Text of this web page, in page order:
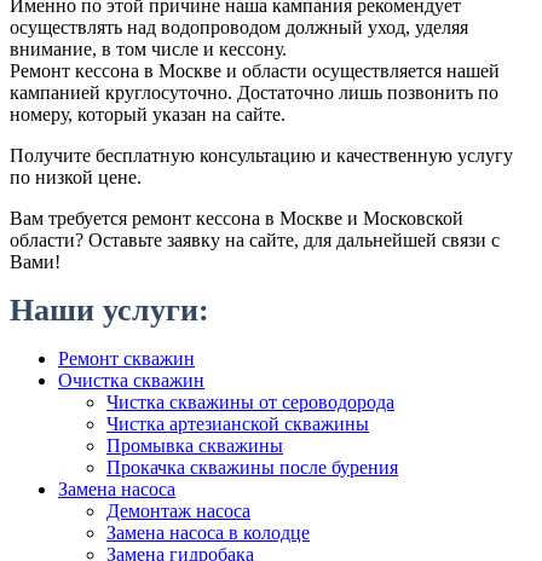
Именно по этой причине наша кампания рекомендует
осуществлять над водопроводом должный уход, уделяя
внимание, в том числе и кессону.
Ремонт кессона в Москве и области осуществляется нашей
кампанией круглосуточно. Достаточно лишь позвонить по
номеру, который указан на сайте.
Получите бесплатную консультацию и качественную услугу
по низкой цене.
Вам требуется ремонт кессона в Москве и Московской
области? Оставьте заявку на сайте, для дальнейшей связи с
Вами!
Наши услуги:
Ремонт скважин
Очистка скважин
Чистка скважины от сероводорода
Чистка артезианской скважины
Промывка скважины
Прокачка скважины после бурения
Замена насоса
Демонтаж насоса
Замена насоса в колодце
Замена гидробака